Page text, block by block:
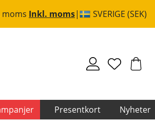
moms Inkl. moms SVERIGE (SEK)
Presentkort Nyheter